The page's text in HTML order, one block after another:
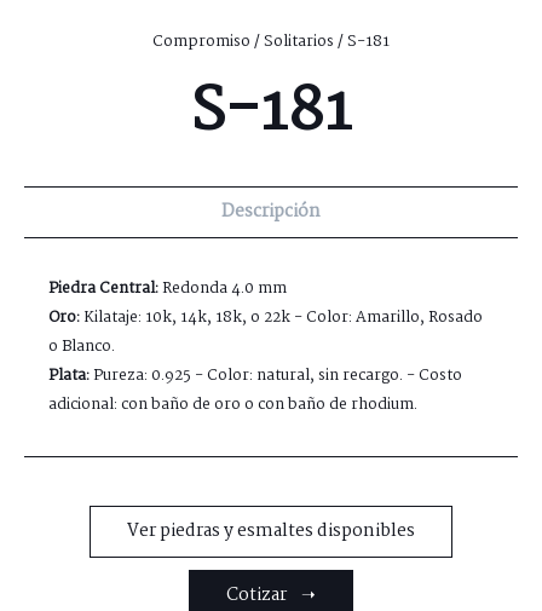
Compromiso/Solitarios/ S-181
S-181
Descripción
Piedra Central:Redonda 4.0 mm
Oro:Kilataje: 10k, 14k, 18k, o 22k - Color: Amarillo, Rosado
o Blanco.
Plata:Pureza: 0.925 - Color: natural, sin recargo. - Costo
adicional: con baño de oro o con baño de rhodium.
Ver piedras y esmaltes disponibles
Cotizar ➝